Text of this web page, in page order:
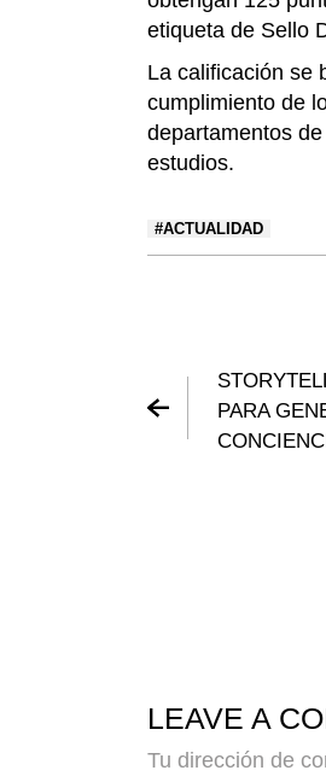
etiqueta de Sello
La calificación se
cumplimiento de
departamentos
estudios.
ACTUALIDAD
PARA
LEAVE A
Tu dirección de